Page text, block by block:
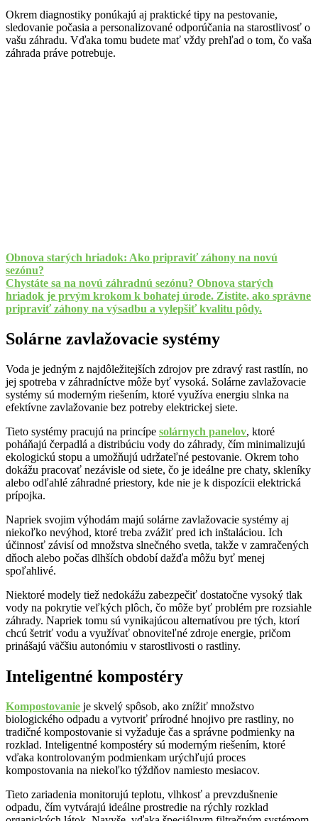
Okrem diagnostiky ponúkajú aj praktické tipy na pestovanie,
sledovanie počasia a personalizované odporúčania na starostlivosť o
vašu záhradu. Vďaka tomu budete mať vždy prehľad o tom, čo vaša
záhrada práve potrebuje.
Obnova starých hriadok: Ako pripraviť záhony na novú
sezónu?
Chystáte sa na novú záhradnú sezónu? Obnova starých
hriadok je prvým krokom k bohatej úrode. Zistite, ako správne
pripraviť záhony na výsadbu a vylepšiť kvalitu pôdy.
Solárne zavlažovacie systémy
Voda je jedným z najdôležitejších zdrojov pre zdravý rast rastlín, no
jej spotreba v záhradníctve môže byť vysoká. Solárne zavlažovacie
systémy sú moderným riešením, ktoré využíva energiu slnka na
efektívne zavlažovanie bez potreby elektrickej siete.
Tieto systémy pracujú na princípe solárnych panelov, ktoré
poháňajú čerpadlá a distribúciu vody do záhrady, čím minimalizujú
ekologickú stopu a umožňujú udržateľné pestovanie. Okrem toho
dokážu pracovať nezávisle od siete, čo je ideálne pre chaty, skleníky
alebo odľahlé záhradné priestory, kde nie je k dispozícii elektrická
prípojka.
Napriek svojim výhodám majú solárne zavlažovacie systémy aj
niekoľko nevýhod, ktoré treba zvážiť pred ich inštaláciou. Ich
účinnosť závisí od množstva slnečného svetla, takže v zamračených
dňoch alebo počas dlhších období dažďa môžu byť menej
spoľahlivé.
Niektoré modely tiež nedokážu zabezpečiť dostatočne vysoký tlak
vody na pokrytie veľkých plôch, čo môže byť problém pre rozsiahle
záhrady. Napriek tomu sú vynikajúcou alternatívou pre tých, ktorí
chcú šetriť vodu a využívať obnoviteľné zdroje energie, pričom
prinášajú väčšiu autonómiu v starostlivosti o rastliny.
Inteligentné kompostéry
Kompostovanie je skvelý spôsob, ako znížiť množstvo
biologického odpadu a vytvoriť prírodné hnojivo pre rastliny, no
tradičné kompostovanie si vyžaduje čas a správne podmienky na
rozklad. Inteligentné kompostéry sú moderným riešením, ktoré
vďaka kontrolovaným podmienkam urýchľujú proces
kompostovania na niekoľko týždňov namiesto mesiacov.
Tieto zariadenia monitorujú teplotu, vlhkosť a prevzdušnenie
odpadu, čím vytvárajú ideálne prostredie na rýchly rozklad